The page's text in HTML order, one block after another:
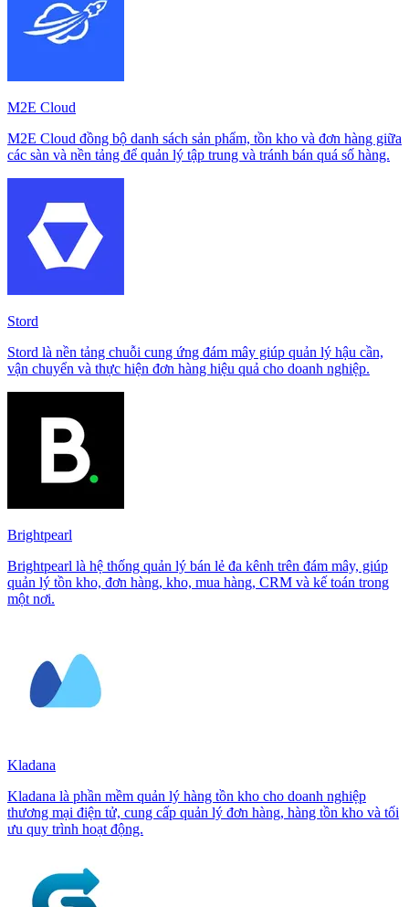
M2E Cloud
M2E Cloud đồng bộ danh sách sản phẩm, tồn kho và đơn hàng giữa
các sàn và nền tảng để quản lý tập trung và tránh bán quá số hàng.
Stord
Stord là nền tảng chuỗi cung ứng đám mây giúp quản lý hậu cần,
vận chuyển và thực hiện đơn hàng hiệu quả cho doanh nghiệp.
Brightpearl
Brightpearl là hệ thống quản lý bán lẻ đa kênh trên đám mây, giúp
quản lý tồn kho, đơn hàng, kho, mua hàng, CRM và kế toán trong
một nơi.
Kladana
Kladana là phần mềm quản lý hàng tồn kho cho doanh nghiệp
thương mại điện tử, cung cấp quản lý đơn hàng, hàng tồn kho và tối
ưu quy trình hoạt động.